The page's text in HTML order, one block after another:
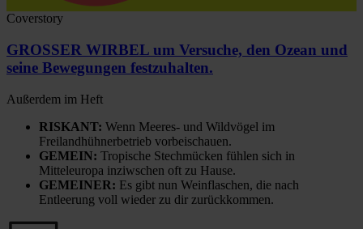
Coverstory
GROSSER WIRBEL um Versuche, den Ozean und
seine Bewegungen festzuhalten.
Außerdem im Heft
RISKANT: Wenn Meeres- und Wildvögel im
Freilandhühnerbetrieb vorbeischauen.
GEMEIN: Tropische Stechmücken fühlen sich in
Mitteleuropa inziwschen oft zu Hause.
GEMEINER: Es gibt nun Weinflaschen, die nach
Entleerung voll wieder zu dir zurückkommen.